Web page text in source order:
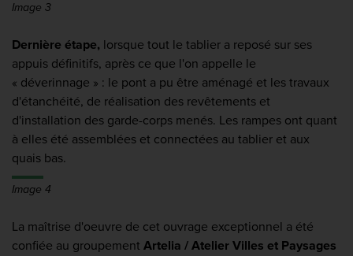
Image 3
Dernière étape, lorsque tout le tablier a reposé sur ses
appuis définitifs, après ce que l'on appelle le
« déverinnage » : le pont a pu être aménagé et les travaux
d'étanchéité, de réalisation des revêtements et
d'installation des garde-corps menés. Les rampes ont quant
à elles été assemblées et connectées au tablier et aux
quais bas.
Image 4
La maîtrise d'oeuvre de cet ouvrage exceptionnel a été
confiée au groupement Artelia / Atelier Villes et Paysages